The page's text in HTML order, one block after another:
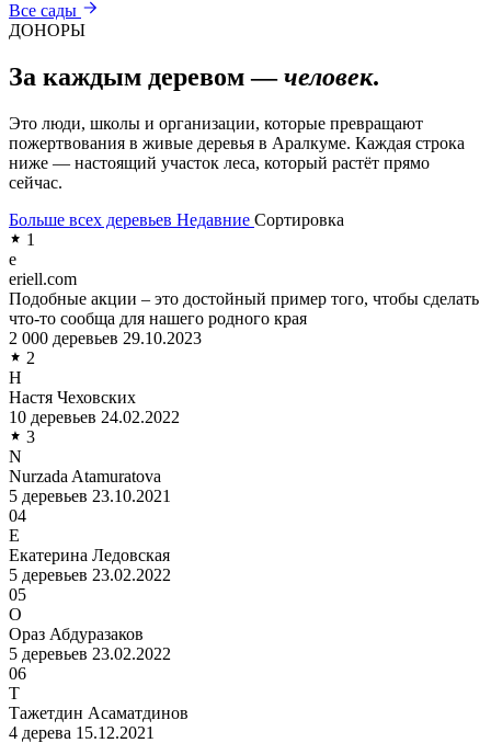
Все сады
ДОНОРЫ
За каждым деревом —человек.
Это люди, школы и организации, которые превращают
пожертвования в живые деревья в Аралкуме. Каждая строка
ниже — настоящий участок леса, который растёт прямо
сейчас.
Больше всех деревьев Недавние Сортировка
1
e
eriell.com
Подобные акции – это достойный пример того, чтобы сделать
что-то сообща для нашего родного края
2 000 деревьев 29.10.2023
2
Н
Настя Чеховских
10 деревьев 24.02.2022
3
N
Nurzada Atamuratova
5 деревьев 23.10.2021
04
Е
Екатерина Ледовская
5 деревьев 23.02.2022
05
О
Ораз Абдуразаков
5 деревьев 23.02.2022
06
Т
Тажетдин Асаматдинов
4 дерева 15.12.2021